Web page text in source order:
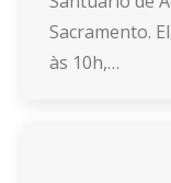
Sacramento.
às 10h,…